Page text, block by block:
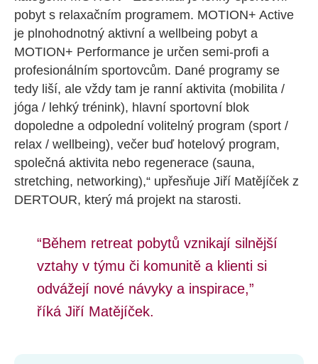
pobyt s relaxačním programem. MOTION+ Active
je plnohodnotný aktivní a wellbeing pobyt a
MOTION+ Performance je určen semi-profi a
profesionálním sportovcům. Dané programy se
tedy liší, ale vždy tam je ranní aktivita (mobilita /
jóga / lehký trénink), hlavní sportovní blok
dopoledne a odpolední volitelný program (sport /
relax / wellbeing), večer buď hotelový program,
společná aktivita nebo regenerace (sauna,
stretching, networking),“ upřesňuje Jiří Matějíček z
DERTOUR, který má projekt na starosti.
“Během retreat pobytů vznikají silnější
vztahy v týmu či komunitě a klienti si
odvážejí nové návyky a inspirace,”
říká Jiří Matějíček.